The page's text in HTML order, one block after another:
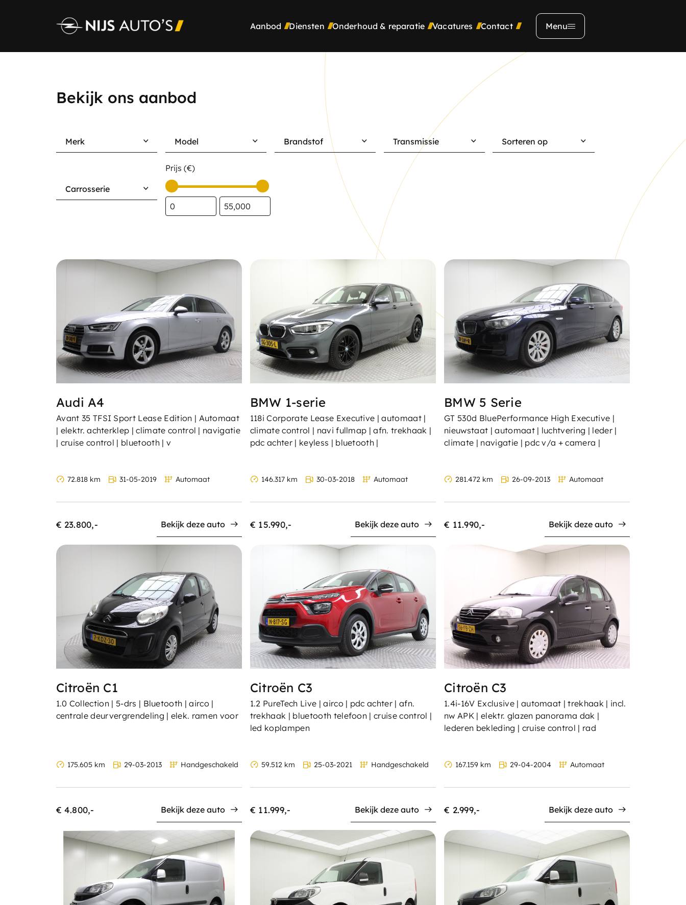
Aanbod Diensten Onderhoud & reparatie Vacatures Contact Menu
Aanbod
Vacatures
Contact
Contact
09.00 - 17:00
Werkplaats
Ma - Vr:
8.00 - 17.30
Za:
Zo:
Gesloten
Bekijk ons aanbod
Merk Model Brandstof Transmissie
Carrosserie
Prijs (€)
Sorteren op
Audi A4
Avant 35 TFSI Sport Lease Edition | Automaat
| elektr. achterklep | climate control | navigatie
| cruise control | bluetooth | v
72.818 km 31-05-2019 Automaat
€ 23.800,- Bekijk deze auto
BMW 1-serie
118i Corporate Lease Executive | automaat |
climate control | navi fullmap | afn. trekhaak |
pdc achter | keyless | bluetooth |
146.317 km 30-03-2018 Automaat
€ 15.990,- Bekijk deze auto
BMW 5 Serie
GT 530d BluePerformance High Executive |
nieuwstaat | automaat | luchtvering | leder |
climate | navigatie | pdc v/a + camera |
281.472 km 26-09-2013 Automaat
€ 11.990,- Bekijk deze auto
Citroën C1
1.0 Collection | 5-drs | Bluetooth | airco |
centrale deurvergrendeling | elek. ramen voor
175.605 km 29-03-2013 Handgeschakeld
€ 4.800,- Bekijk deze auto
Citroën C3
1.2 PureTech Live | airco | pdc achter | afn.
trekhaak | bluetooth telefoon | cruise control |
led koplampen
59.512 km 25-03-2021 Handgeschakeld
€ 11.999,- Bekijk deze auto
Citroën C3
1.4i-16V Exclusive | automaat | trekhaak | incl.
nw APK | elektr. glazen panorama dak |
lederen bekleding | cruise control | rad
167.159 km 29-04-2004 Automaat
€ 2.999,- Bekijk deze auto